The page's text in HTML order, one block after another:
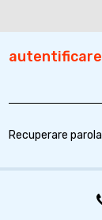
autentificare
Recuperare parola